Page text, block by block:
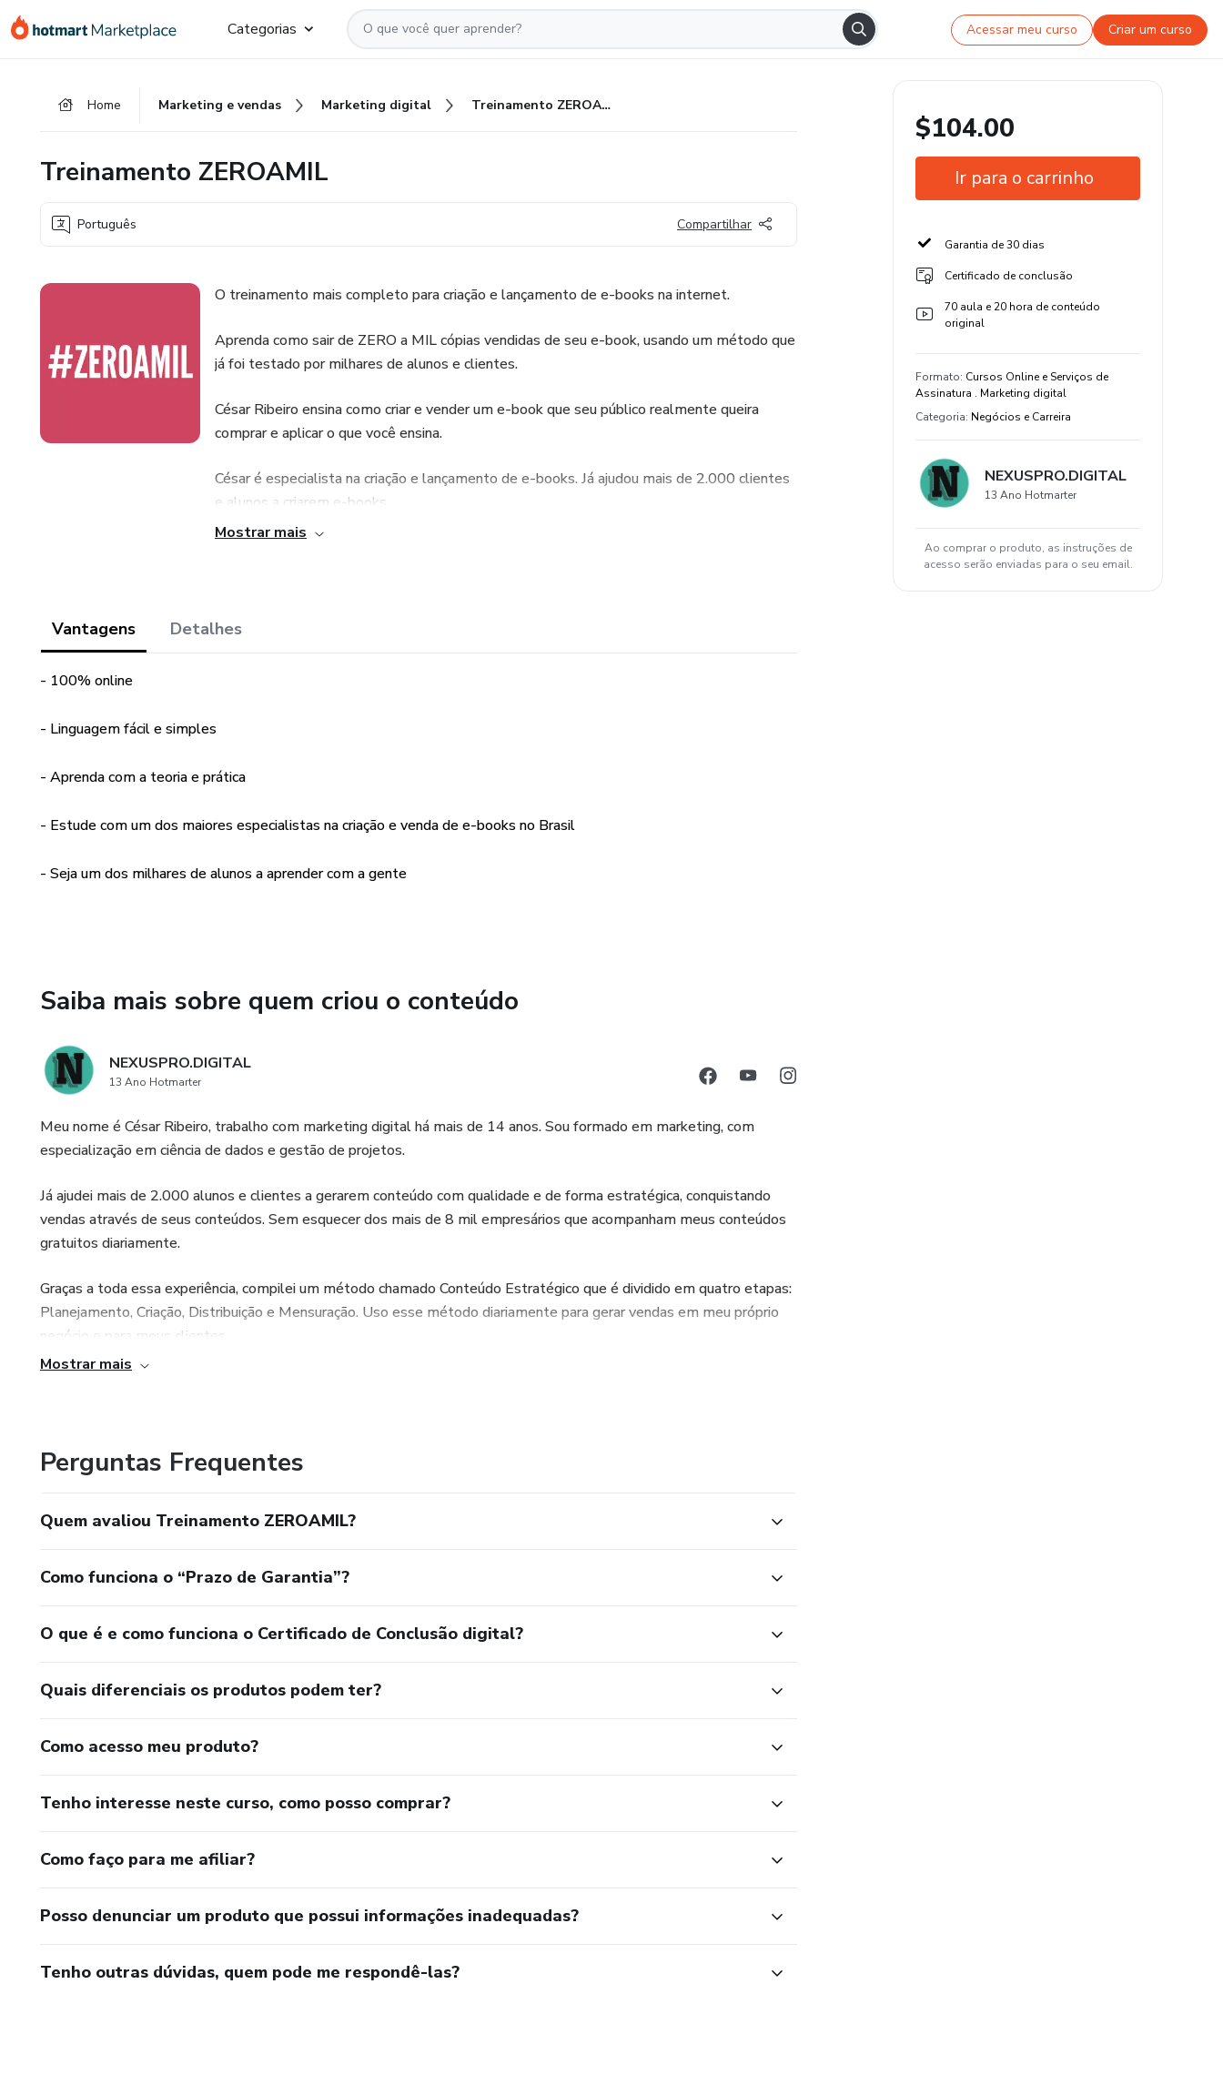
para
para
para
Categorias Acessar meu curso Criar um curso
Home Marketing e vendas Marketing digital Treinamento ZEROAMIL
Treinamento ZEROAMIL
Português Compartilhar
O treinamento mais completo para criação e lançamento de e-books na internet.
Aprenda como sair de ZERO a MIL cópias vendidas de seu e-book, usando um método que
já foi testado por milhares de alunos e clientes.
César Ribeiro ensina como criar e vender um e-book que seu público realmente queira
comprar e aplicar o que você ensina.
César é especialista na criação e lançamento de e-books. Já ajudou mais de 2.000 clientes
e alunos a criarem e-books.
os negócios são diferentes e por isso podem apresentar retornos distintos.
Mostrar mais
Vantagens Detalhes
- 100% online
- Linguagem fácil e simples
- Aprenda com a teoria e prática
- Estude com um dos maiores especialistas na criação e venda de e-books no Brasil
- Seja um dos milhares de alunos a aprender com a gente
Saiba mais sobre quem criou o conteúdo
NEXUSPRO.DIGITAL
13 Ano Hotmarter
Meu nome é César Ribeiro, trabalho com marketing digital há mais de 14 anos. Sou formado em marketing, com
especialização em ciência de dados e gestão de projetos.
Já ajudei mais de 2.000 alunos e clientes a gerarem conteúdo com qualidade e de forma estratégica, conquistando
vendas através de seus conteúdos. Sem esquecer dos mais de 8 mil empresários que acompanham meus conteúdos
gratuitos diariamente.
Graças a toda essa experiência, compilei um método chamado Conteúdo Estratégico que é dividido em quatro etapas:
Planejamento, Criação, Distribuição e Mensuração. Uso esse método diariamente para gerar vendas em meu próprio
negócio e para meus clientes.
Dedico todo o meu tempo para auxiliar meus clientes, alunos e mentorados a fazerem vendas lucrativas com o
marketing digital.
Mostrar mais
Perguntas Frequentes
Quem avaliou Treinamento ZEROAMIL?
Como funciona o “Prazo de Garantia”?
O que é e como funciona o Certificado de Conclusão digital?
Quais diferenciais os produtos podem ter?
Como acesso meu produto?
Tenho interesse neste curso, como posso comprar?
Como faço para me afiliar?
Posso denunciar um produto que possui informações inadequadas?
Tenho outras dúvidas, quem pode me respondê-las?
$104.00
Ir para o carrinho
Garantia de 30 dias
Certificado de conclusão
70 aula e 20 hora de conteúdo
original
Formato: Cursos Online e Serviços de
Assinatura . Marketing digital
Categoria: Negócios e Carreira
NEXUSPRO.DIGITAL
13 Ano Hotmarter
Ao comprar o produto, as instruções de
acesso serão enviadas para o seu email.